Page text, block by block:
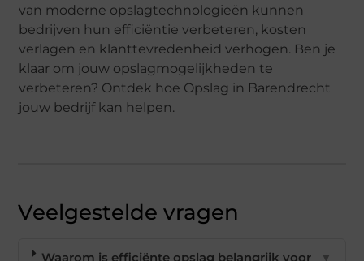
van moderne opslagtechnologieën kunnen
bedrijven hun efficiëntie verbeteren, kosten
verlagen en klanttevredenheid verhogen. Ben je
klaar om jouw opslagmogelijkheden te
verbeteren? Ontdek hoe Opslag in Barendrecht
jouw bedrijf kan helpen.
Veelgestelde vragen
Waarom is efficiënte opslag belangrijk voor ▼